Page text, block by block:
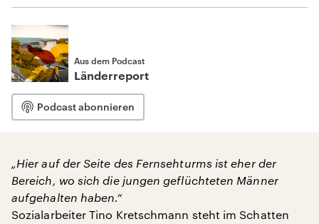
Aus dem Podcast
Länderreport
Podcast abonnieren
„Hier auf der Seite des Fernsehturms ist eher der
Bereich, wo sich die jungen geflüchteten Männer
aufgehalten haben.“
Sozialarbeiter Tino Kretschmann steht im Schatten